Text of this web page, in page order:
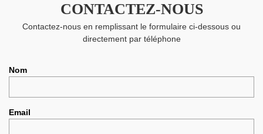
CONTACTEZ-NOUS
Contactez-nous en remplissant le formulaire ci-dessous ou
directement par téléphone
Nom
Email